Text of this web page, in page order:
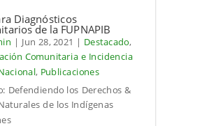
Diagnósticos
de la FUPNAPIB
| Jun 28, 2021 | Destacado,
Comunitaria e Incidencia
, Publicaciones
Defendiendo los Derechos &
de los Indígenas